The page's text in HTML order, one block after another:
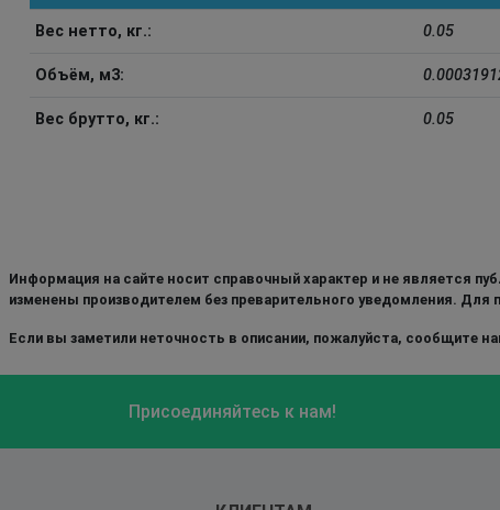
Вес нетто, кг.: 0.05
Объём, м3:
Вес брутто, кг.: 0.05
Информация на сайте носит справочный характер и не является
изменены производителем без преварительного уведомления.
Если вы заметили неточность в описании, пожалуйста, сообщите
Присоединяйтесь к нам!